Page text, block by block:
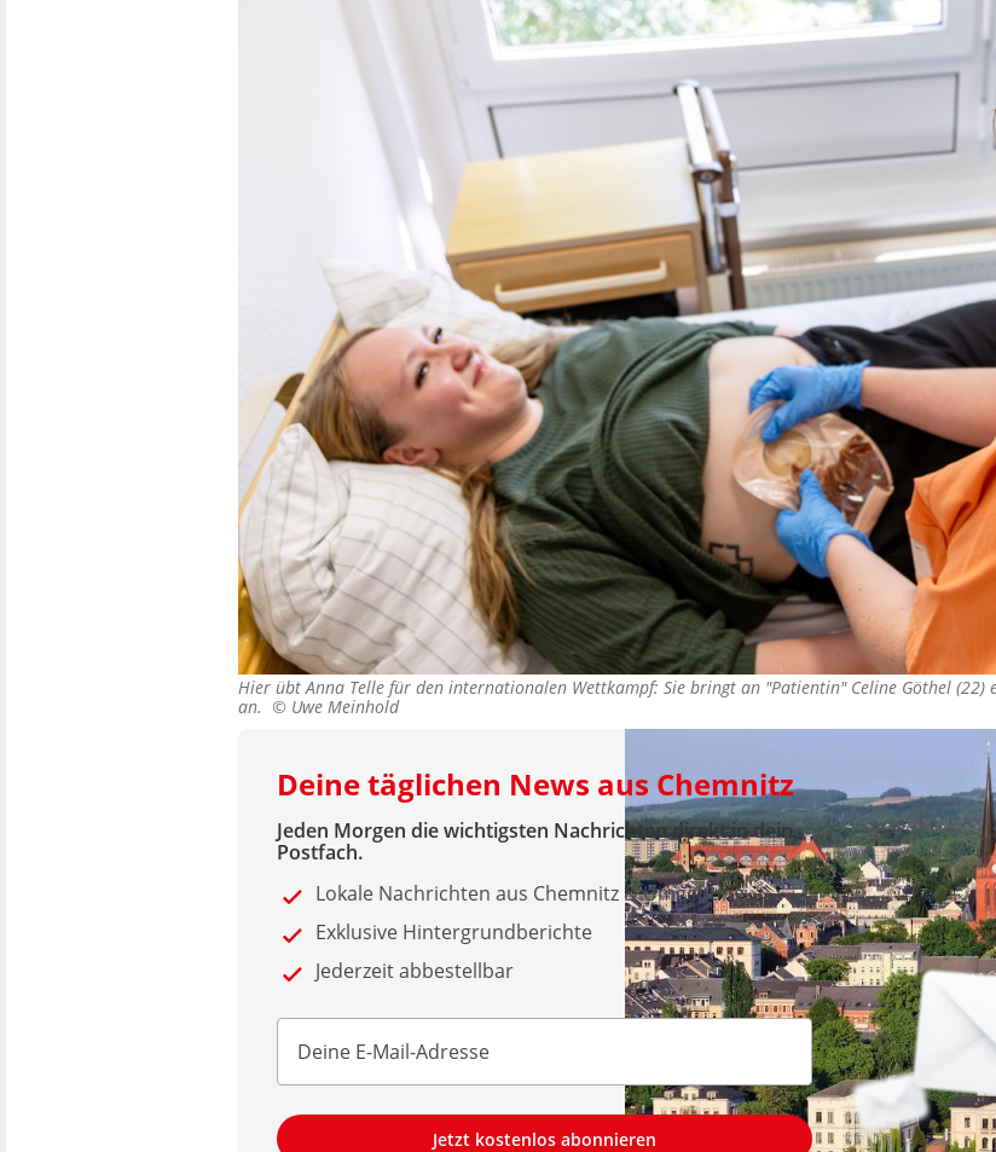
Hier übt Anna Telle für den internationalen Wettkampf: Sie bringt an "Patientin" Celine Göthel (22)
an. © Uwe Meinhold
Deine täglichen News aus Chemnitz
Jeden Morgen die wichtigsten Nachrichten direkt in dein
Postfach.
Lokale Nachrichten aus Chemnitz & Umgebung
Exklusive Hintergrundberichte
Jederzeit abbestellbar
Jetzt kostenlos abonnieren